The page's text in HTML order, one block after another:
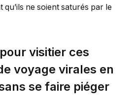
ne soient saturés par le
visitier ces
voyage virales en
se faire piéger